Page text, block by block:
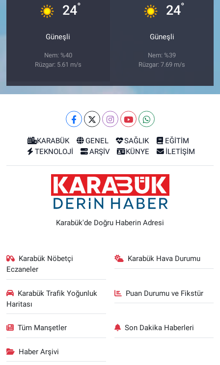
24°
Güneşli
Nem: %40
Rüzgar: 5.61 m/s
24°
Güneşli
Nem: %39
Rüzgar: 7.69 m/s
KARABÜK GENEL SAĞLIK
EĞİTİM
TEKNOLOJİ
ARŞİV KÜNYE İLETİŞİM
Karabük'de Doğru Haberin Adresi
Karabük Nöbetçi
Eczaneler
Karabük Hava Durumu
Karabük Trafik Yoğunluk
Haritası
Puan Durumu ve Fikstür
Tüm Manşetler Son Dakika Haberleri
Haber Arşivi